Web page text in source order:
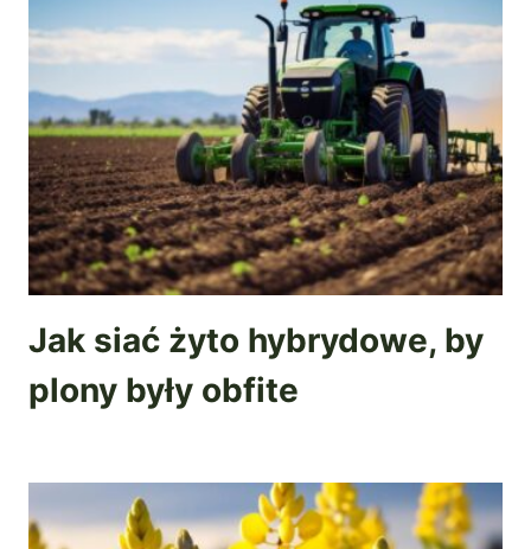
Jak siać żyto hybrydowe, by
plony były obfite